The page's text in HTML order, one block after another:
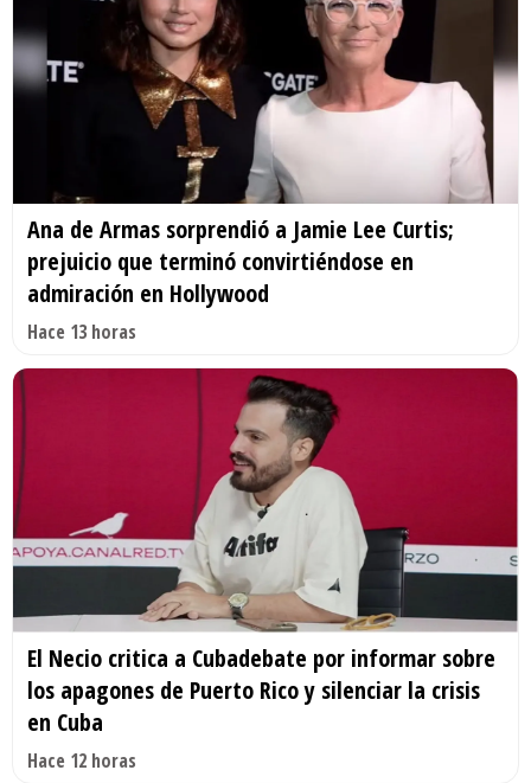
Ana de Armas sorprendió a Jamie Lee Curtis;
prejuicio que terminó convirtiéndose en
admiración en Hollywood
Hace 13 horas
El Necio critica a Cubadebate por informar sobre
los apagones de Puerto Rico y silenciar la crisis
en Cuba
Hace 12 horas